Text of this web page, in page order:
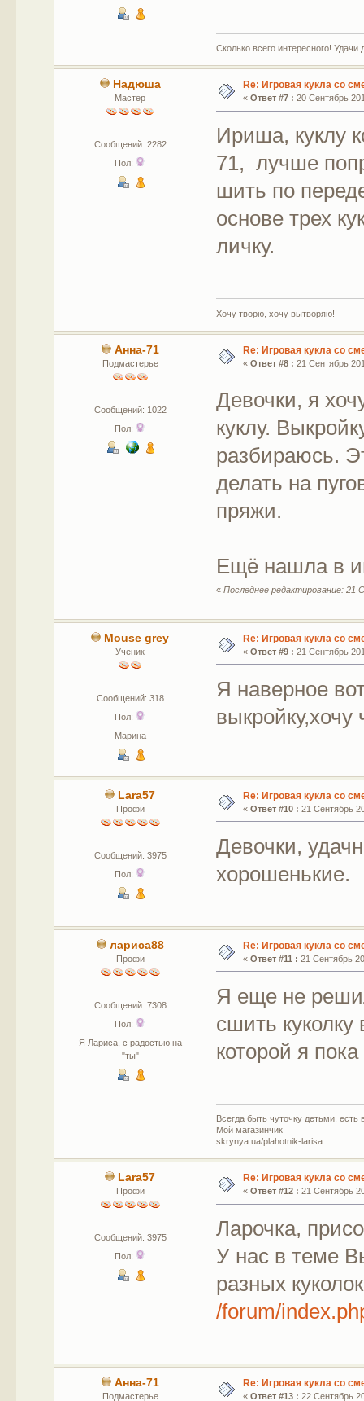
Сколько всего интересного! Удачи
Надюша
Мастер
Сообщений: 2282
Пол:
Re: Игровая кукла со
« Ответ #7 : 20 Сентябрь
Ириша, куклу
71, лучше
шить по
основе трех
личку.
Хочу творю, хочу вытворяю!
Анна-71
Подмастерье
Сообщений: 1022
Пол:
Re: Игровая кукла со
« Ответ #8 : 21 Сентябрь
Девочки, я
куклу.
разбираюсь.
делать на
пряжи.
Ещё нашла в
«Последнее редактирование: 21
Mouse grey
Ученик
Сообщений: 318
Пол:
Марина
Re: Игровая кукла со
« Ответ #9 : 21 Сентябрь
Я наверное
Lara57
Профи
Сообщений: 3975
Пол:
Re: Игровая кукла со
« Ответ #10 : 21 Сентябрь
Девочки,
хорошенькие.
лариса88
Профи
Сообщений: 7308
Пол:
Я Лариса, с радостью на
"ты"
Re: Игровая кукла со
« Ответ #11 : 21 Сентябрь
Я еще не
сшить куколку
которой я
Всегда быть чуточку детьми,
Мой магазинчик
skrynya.ua/plahotnik-larisa
Lara57
Профи
Сообщений: 3975
Пол:
Re: Игровая кукла со
« Ответ #12 : 21 Сентябрь
Ларочка,
У нас в теме
разных
/forum/
Анна-71
Подмастерье
Re: Игровая кукла со
« Ответ #13 : 22 Сентябрь